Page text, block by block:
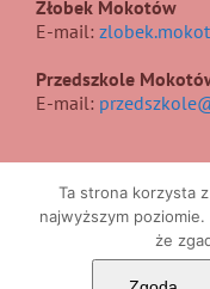
Żłobek Mokotów
E-mail:
Przedszkole
E-mail:
Copyright 2017 | All
Ta strona korzysta
najwyższym
że